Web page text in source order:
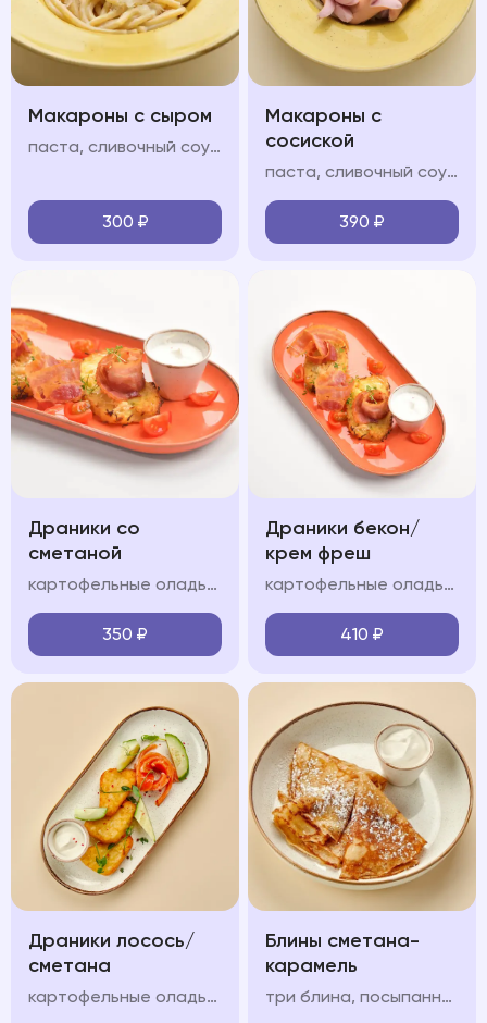
Макароны с сыром
паста, сливочный соус, пармезан
300 ₽
Макароны с
сосиской
паста, сливочный соус, молочные сосиски, пармезан
390 ₽
Драники со
сметаной
картофельные оладьи, сметанно-сливочный крем
350 ₽
Драники бекон/
крем фреш
картофельные оладьи, обжаренный бекон, сметанно-сливочный крем,, зелень, сметана
410 ₽
Драники лосось/
сметана
картофельные оладьи, форель, помидоры черри, сметанно-сливочный крем, огурец, зелень
Блины сметана-
карамель
три блина, посыпанные сахарной пудрой подаются с карамелью, сметаной или сгущенным молоком (на выбор)